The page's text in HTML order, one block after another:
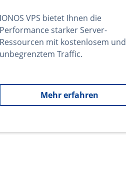
IONOS VPS bietet Ihnen die
Performance starker Server-
Ressourcen mit kostenlosem und
unbegrenztem Traffic.
Mehr erfahren